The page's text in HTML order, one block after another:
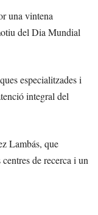
una vintena
del Dia Mundial
especialitzades i
integral del
Lambás, que
de recerca i un